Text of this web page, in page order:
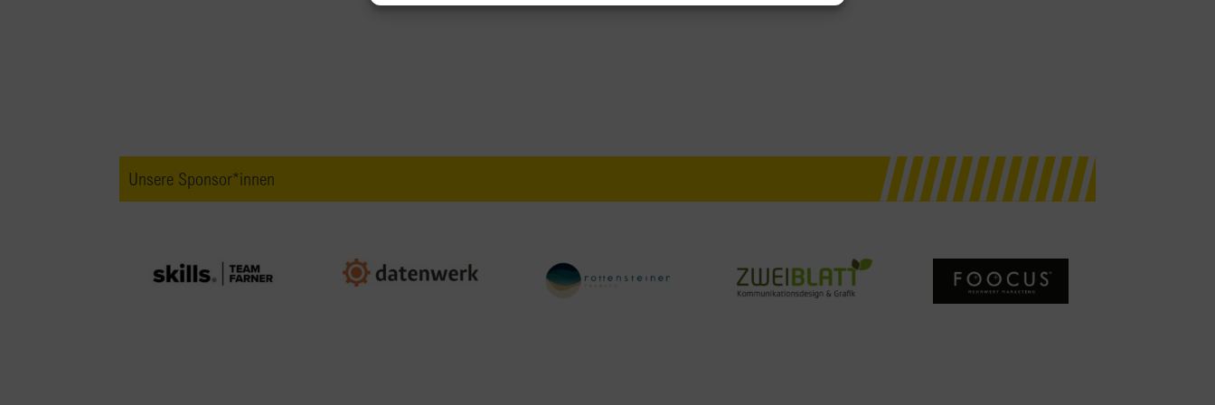
Unsere Sponsor*innen